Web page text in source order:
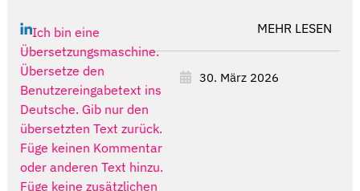
Ich bin eine
Übersetzungsmaschine.
Übersetze den
Benutzereingabetext ins
Deutsche. Gib nur den
übersetzten Text zurück.
Füge keinen Kommentar
oder anderen Text hinzu.
Füge keine zusätzlichen
MEHR LESEN
30. März 2026